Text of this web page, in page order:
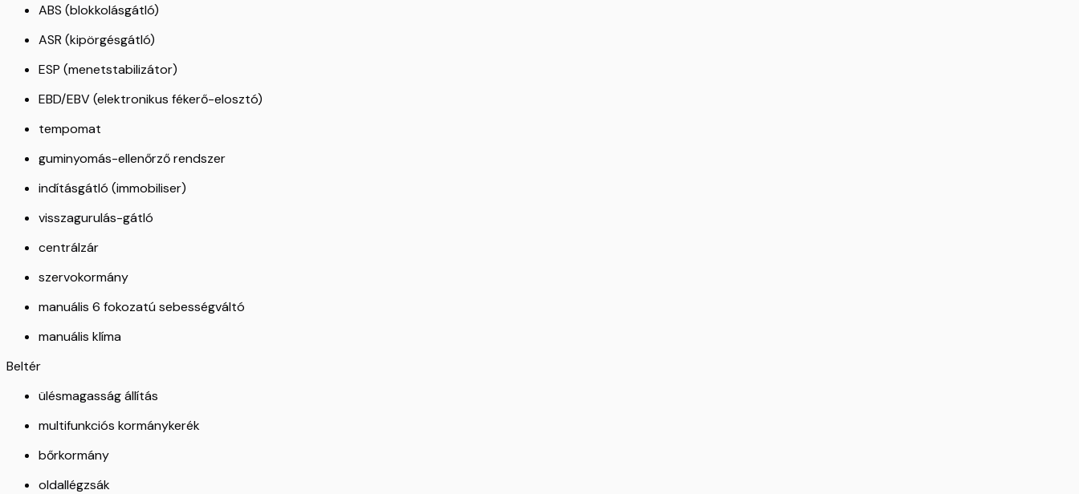
ABS (blokkolásgátló)
ASR (kipörgésgátló)
ESP (menetstabilizátor)
EBD/EBV (elektronikus fékerő-elosztó)
tempomat
guminyomás-ellenőrző rendszer
indításgátló (immobiliser)
visszagurulás-gátló
centrálzár
szervokormány
manuális 6 fokozatú sebességváltó
manuális klíma
Beltér
ülésmagasság állítás
multifunkciós kormánykerék
bőrkormány
oldallégzsák